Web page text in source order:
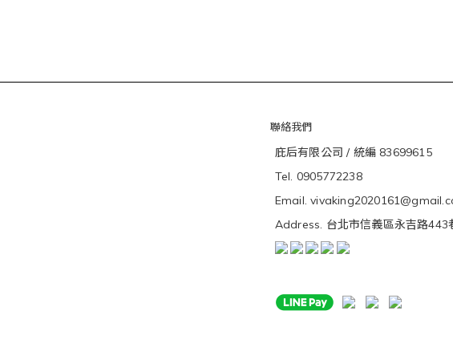
聯絡我們
庇后有限公司 / 統編 83699615
Tel. 0905772238
Email.
Address. 台北市信義區永吉路443